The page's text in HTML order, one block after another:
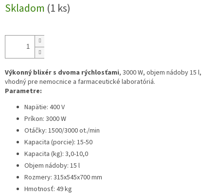
cena:
Skladom (1 ks)
Výkonný blixér s dvoma rýchlosťami, 3000 W, objem nádoby 15 l,
vhodný pre nemocnice a farmaceutické laboratóriá.
Parametre:
Napätie: 400 V
Príkon: 3000 W
Otáčky: 1500/3000 ot./min
Kapacita (porcie): 15-50
Kapacita (kg): 3,0-10,0
Objem nádoby: 15 l
Rozmery: 315x545x700 mm
Hmotnosť: 49 kg